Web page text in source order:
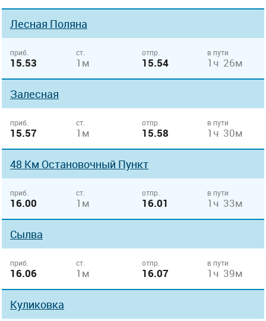
Лесная Поляна
приб.
15.53
ст.
1м
отпр.
15.54
в пути
1ч 26м
Залесная
приб.
15.57
ст.
1м
отпр.
15.58
в пути
1ч 30м
48 Км Остановочный Пункт
приб.
16.00
ст.
1м
отпр.
16.01
в пути
1ч 33м
Сылва
приб.
16.06
ст.
1м
отпр.
16.07
в пути
1ч 39м
Куликовка